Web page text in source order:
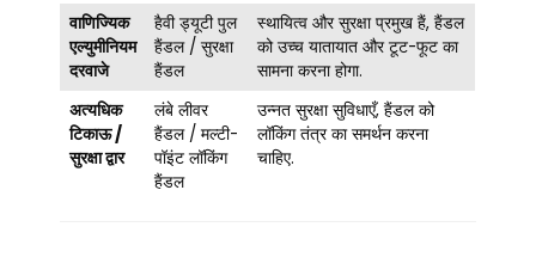
वाणिज्यिक
एल्युमीनियम
दरवाजे
हैवी ड्यूटी पुल
हैंडल / सुरक्षा
हैंडल
स्थायित्व और सुरक्षा प्रमुख हैं, हैंडल
को उच्च यातायात और टूट-फूट का
सामना करना होगा.
अत्यधिक
टिकाऊ /
सुरक्षा द्वार
लंबे लीवर
हैंडल / मल्टी-
पॉइंट लॉकिंग
हैंडल
उन्नत सुरक्षा सुविधाएँ, हैंडल को
लॉकिंग तंत्र का समर्थन करना
चाहिए.